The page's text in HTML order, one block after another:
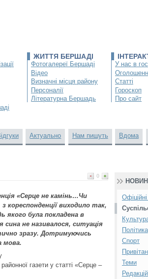
ЖИТТЯ БЕРШАДІ
Фотогалереї Бершаді
Відео
Визначні місця району
Персоналії
Літературна Бершадь
У нас в
Статті
Гороскоп
Про сайт
Актуально Нам пишуть Вдома
0
«Серце не камінь…Чи
кореспонденції виходило так,
якого була покладена в
сина не називалося, ситуація
зразу. Дотримуючись
мова.
газети у статті «Серце –
Політика
Спорт
Теми